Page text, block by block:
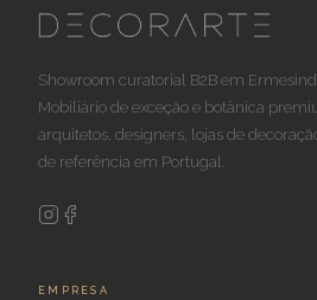
Showroom curatorial B2B em
Mobiliário de exceção e botânica
arquitetos, designers, lojas de
de referência em Portugal.
EMPRESA